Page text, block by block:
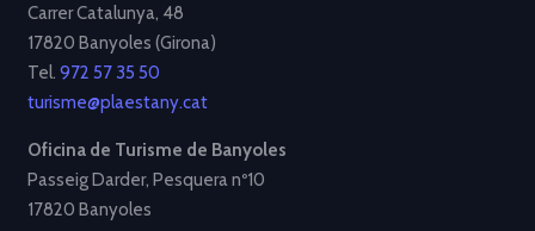
Carrer Catalunya, 48
17820 Banyoles (Girona)
Tel. 972 57 35 50
turisme@plaestany.cat
Oficina de Turisme de Banyoles
Passeig Darder, Pesquera nº10
17820 Banyoles